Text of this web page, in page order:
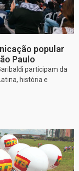
popular
Paulo
participam da
história e